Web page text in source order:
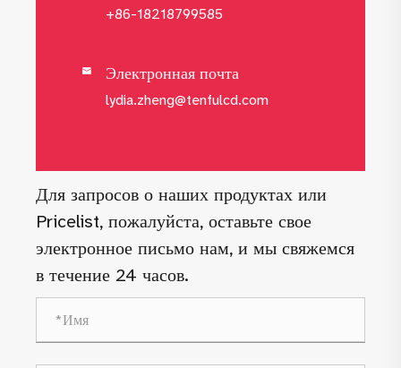
+86-18218799585
 Электронная почта
lydia.zheng@tenfulcd.com
Для запросов о наших продуктах или
Pricelist, пожалуйста, оставьте свое
электронное письмо нам, и мы свяжемся
в течение 24 часов.